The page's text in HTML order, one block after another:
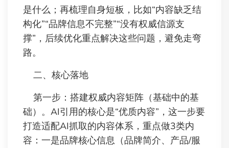
是什么；再梳理自身短板，比如“内容缺乏结
构化”“品牌信息不完整”“没有权威信源支
撑”，后续优化重点解决这些问题，避免走弯
路。
二、核心落地
第一步：搭建权威内容矩阵（基础中的基
础）。AI引用的核心是“优质内容”，这一步要
打造适配AI抓取的内容体系，重点做3类内
容：一是品牌核心信息（品牌简介、产品/服